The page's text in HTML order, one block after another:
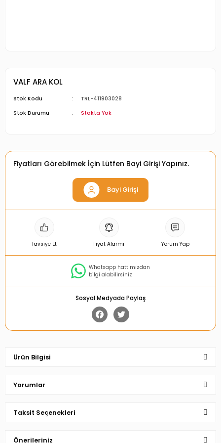
VALF ARA KOL
Stok Kodu
TRL-411903028
Stok Durumu
Stokta Yok
Fiyatları Görebilmek İçin Lütfen Bayi Girişi Yapınız.
Bayi Girişi
Tavsiye Et Fiyat Alarmı Yorum Yap
Whatsapp hattımızdan
bilgi alabilirsiniz
Sosyal Medyada Paylaş
Ürün Bilgisi
Yorumlar
Taksit Seçenekleri
Önerileriniz